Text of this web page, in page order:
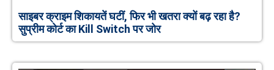
साइबर क्राइम शिकायतें घटीं, फिर भी खतरा क्यों बढ़ रहा है?
सुप्रीम कोर्ट का Kill Switch पर जोर